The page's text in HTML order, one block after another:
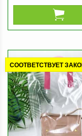
СООТВЕТСТВУЕТ